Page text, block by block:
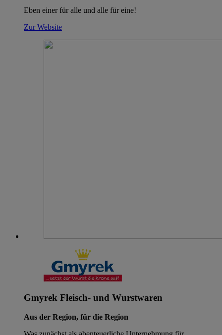
Eben einer für alle und alle für eine!
Zur Website
Gmyrek Fleisch- und Wurstwaren
Aus der Region, für die Region